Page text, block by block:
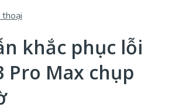
khắc phục lỗi
Pro Max chụp